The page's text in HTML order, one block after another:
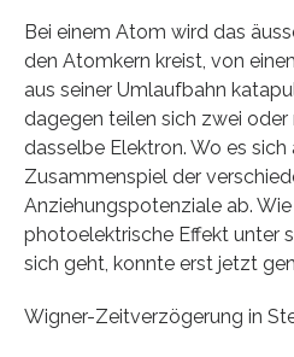
Bei einem Atom wird das
den Atomkern kreist, von
aus seiner Umlaufbahn
dagegen teilen sich zwei
dasselbe Elektron. Wo es
Zusammenspiel der
Anziehungspotenziale ab.
photoelektrische Effekt unter
sich geht, konnte erst jetzt
Wigner-Zeitverzögerung in